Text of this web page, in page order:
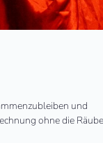
und
ohne die